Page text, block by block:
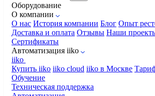
Оборудование
О компании
О нас История компании Блог Опыт
Доставка и оплата Отзывы Наши
Сертификаты
Автоматизация iiko
iiko
Купить iiko iiko cloud iiko в Москве
Обучение
Техническая поддержка